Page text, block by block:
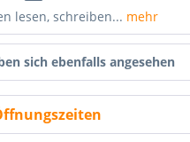
lesen, schreiben... mehr
sich ebenfalls angesehen